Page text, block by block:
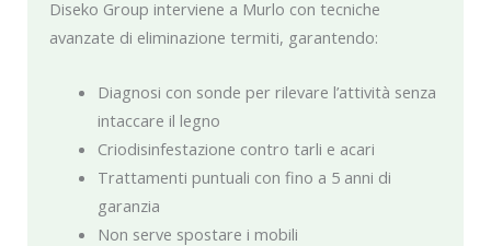
Diseko Group interviene a Murlo con tecniche
avanzate di eliminazione termiti, garantendo:
Diagnosi con sonde per rilevare l’attività senza
intaccare il legno
Criodisinfestazione contro tarli e acari
Trattamenti puntuali con fino a 5 anni di
garanzia
Non serve spostare i mobili